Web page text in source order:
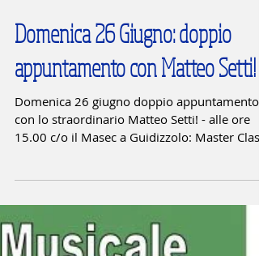
Domenica 26 Giugno: doppio
appuntamento con Matteo Setti!
Domenica 26 giugno doppio appuntamento
per...